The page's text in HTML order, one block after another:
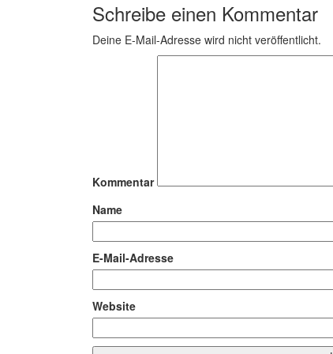
Schreibe einen Kommentar
Deine E-Mail-Adresse wird nicht veröffentlicht.
Kommentar
Name
E-Mail-Adresse
Website